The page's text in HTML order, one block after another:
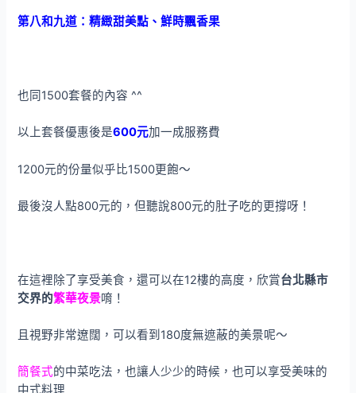
第八和九道：精緻甜美點、鮮時飄香果
也同1500套餐的內容 ^^
以上套餐優惠後是600元加一成服務費
1200元的份量似乎比1500更飽～
最後沒人點800元的，但聽說800元的肚子吃的更撐呀！
在這裡除了享受美食，還可以在12樓的高度，欣賞台北縣市
交界的繁華夜景唷！
且視野非常遼闊，可以看到180度無遮蔽的美景呢～
簡餐式的中菜吃法，也讓人少少的時候，也可以享受美味的
中式料理